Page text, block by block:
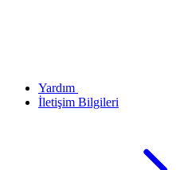
Yardım
İletişim Bilgileri